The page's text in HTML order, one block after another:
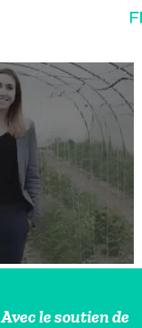
Avec le soutien de